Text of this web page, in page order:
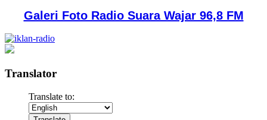
Galeri Foto Radio Suara Wajar 96,8 FM
Translator
Translate to: